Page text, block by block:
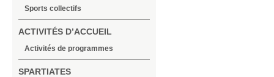
Sports collectifs
ACTIVITÉS D’ACCUEIL
Activités de programmes
SPARTIATES